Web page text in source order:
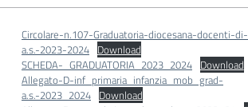
Circolare-n.107-Graduatoria-diocesana-docenti-
a.s.-2023-2024 Download
SCHEDA-_GRADUATORIA_2023_2024 Download
Allegato-D-inf_primaria_infanzia_mob_grad-
a.s.-2023_2024 Download